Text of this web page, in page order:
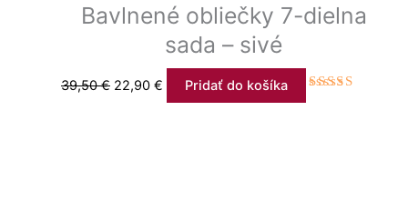
Bavlnené obliečky 7-dielna
sada – sivé
39,50€ 22,90 € Pridať do košíka